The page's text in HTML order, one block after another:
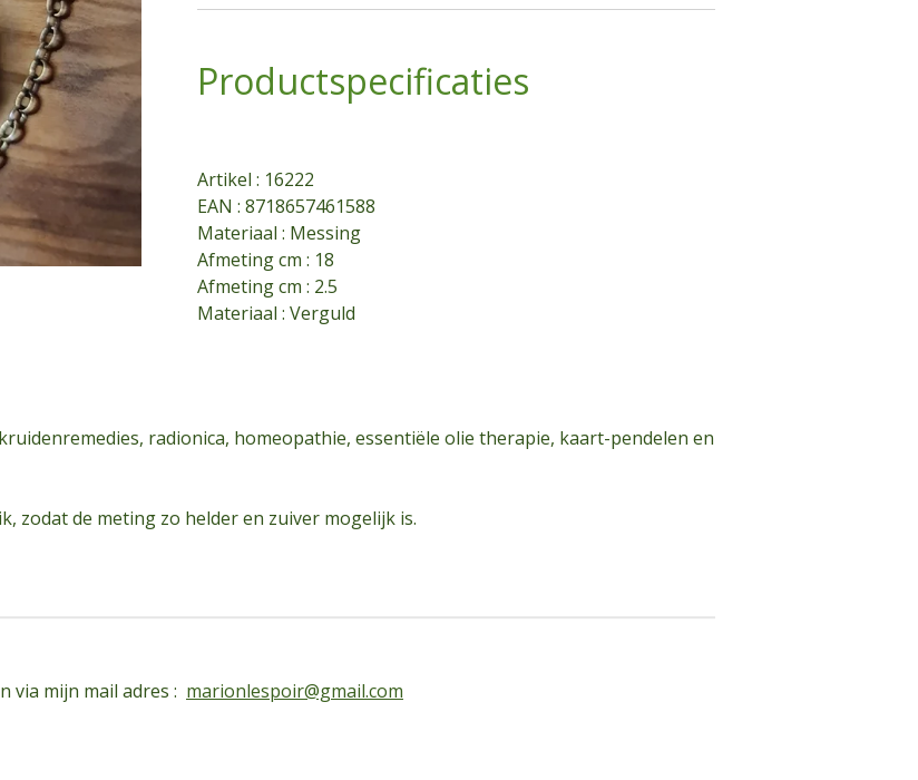
Productspecificaties
Artikel : 16222
EAN : 8718657461588
Materiaal : Messing
Afmeting cm : 18
Afmeting cm : 2.5
Materiaal : Verguld
radionica, homeopathie, essentiële olie therapie, kaart-pendelen en
zodat de meting zo helder en zuiver mogelijk is.
via mijn mail adres : marionlespoir@gmail.com